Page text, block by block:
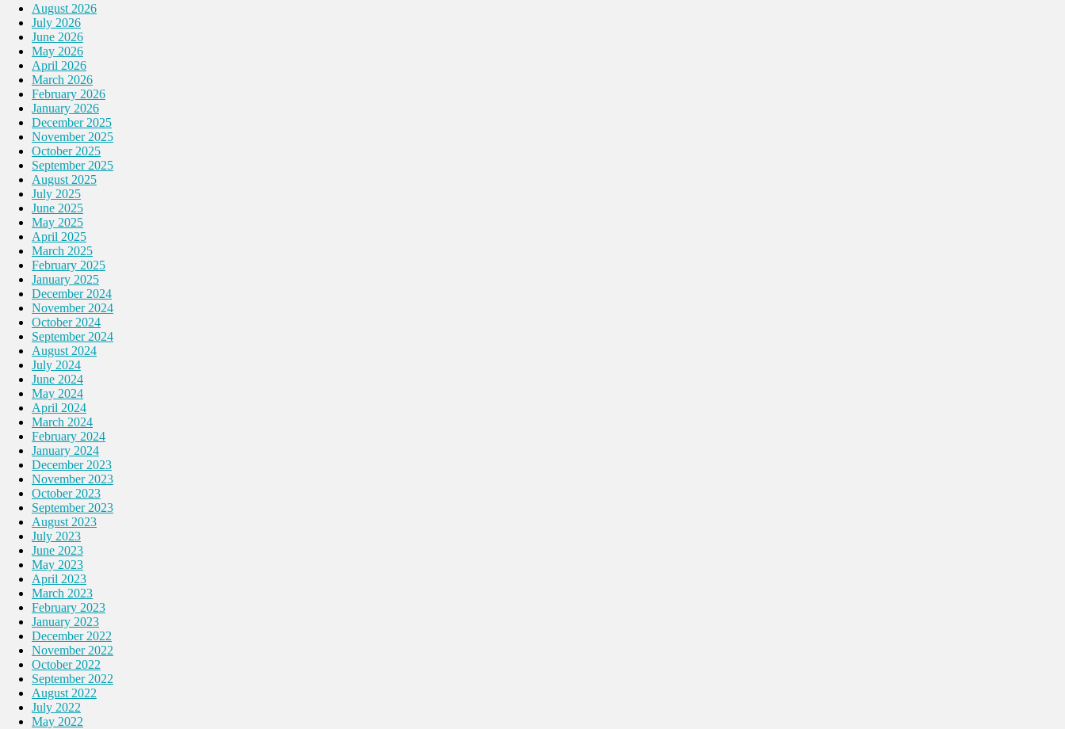
August 2026
July 2026
June 2026
May 2026
April 2026
March 2026
February 2026
January 2026
December 2025
November 2025
October 2025
September 2025
August 2025
July 2025
June 2025
May 2025
April 2025
March 2025
February 2025
January 2025
December 2024
November 2024
October 2024
September 2024
August 2024
July 2024
June 2024
May 2024
April 2024
March 2024
February 2024
January 2024
December 2023
November 2023
October 2023
September 2023
August 2023
July 2023
June 2023
May 2023
April 2023
March 2023
February 2023
January 2023
December 2022
November 2022
October 2022
September 2022
August 2022
July 2022
May 2022